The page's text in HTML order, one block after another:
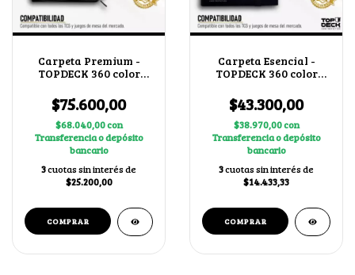
Carpeta Premium -
TOPDECK 360 color
$75.600,00
$68.040,00con
Transferencia o depósito
bancario
3cuotas sin interés de
$25.200,00
Carpeta Esencial -
TOPDECK 360 color
$43.300,00
$38.970,00con
Transferencia o depósito
bancario
3cuotas sin interés de
$14.433,33